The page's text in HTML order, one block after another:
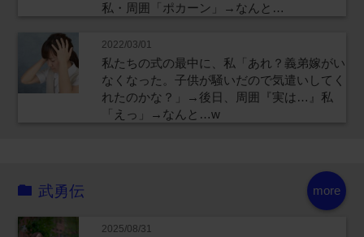
私・周囲「ポカーン」→なんと…
2022/03/01
私たちの式の最中に、私「あれ？義弟嫁がい
なくなった。子供が騒いだので気遣いしてく
れたのかな？」→後日、周囲『実は…』私
「えっ」→なんと…w
more
武勇伝
2025/08/31